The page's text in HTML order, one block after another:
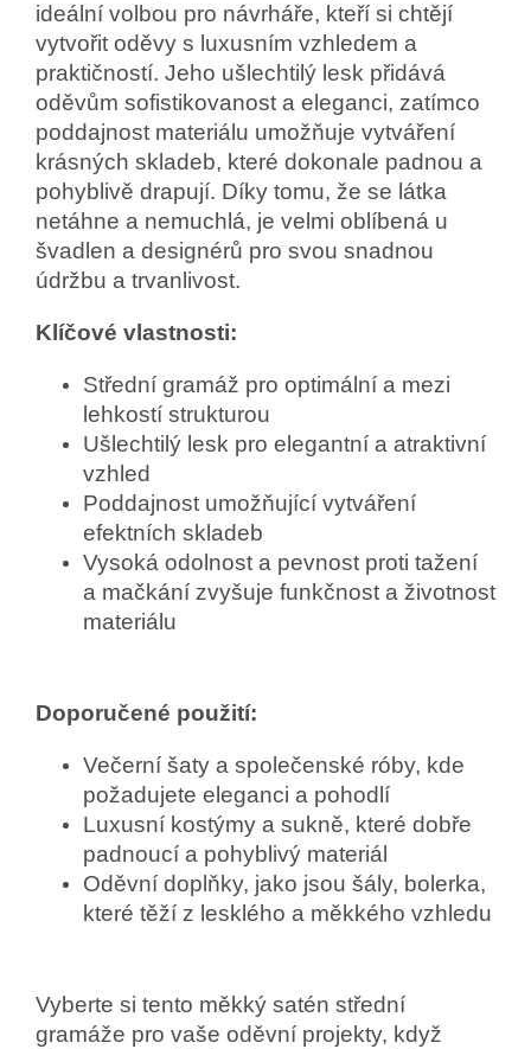
ideální volbou pro návrháře, kteří si chtějí
vytvořit oděvy s luxusním vzhledem a
praktičností. Jeho ušlechtilý lesk přidává
oděvům sofistikovanost a eleganci, zatímco
poddajnost materiálu umožňuje vytváření
krásných skladeb, které dokonale padnou a
pohyblivě drapují. Díky tomu, že se látka
netáhne a nemuchlá, je velmi oblíbená u
švadlen a designérů pro svou snadnou
údržbu a trvanlivost.
Klíčové vlastnosti:
Střední gramáž pro optimální a mezi
lehkostí strukturou
Ušlechtilý lesk pro elegantní a atraktivní
vzhled
Poddajnost umožňující vytváření
efektních skladeb
Vysoká odolnost a pevnost proti tažení
a mačkání zvyšuje funkčnost a životnost
materiálu
Doporučené použití:
Večerní šaty a společenské róby, kde
požadujete eleganci a pohodlí
Luxusní kostýmy a sukně, které dobře
padnoucí a pohyblivý materiál
Oděvní doplňky, jako jsou šály, bolerka,
které těží z lesklého a měkkého vzhledu
Vyberte si tento měkký satén střední
gramáže pro vaše oděvní projekty, když